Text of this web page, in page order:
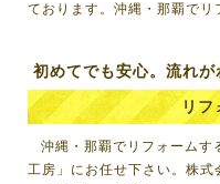
ております。 沖縄・那覇でリ
初めてでも安心。流れが
リ
沖縄・那覇でリフォームす
工房」にお任せ下さい。株式